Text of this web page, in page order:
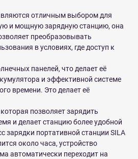
отличным выбором для
и мощную зарядную станцию, она
преобразовывать
в условиях, где доступ к
панелей, что делает её
и эффективной системе
времени. Это делает её
позволяет зарядить
и делает станцию более удобной
зарядки портативной станции SILA
около часа, устройство
автоматически переходит на